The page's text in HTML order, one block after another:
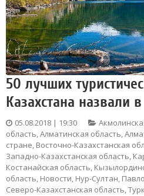
50 лучших
Казахстана назвали
05.08.2018 | 19:30
область,Алматинская область,
стране, Восточно-Казахстанская
Западно-Казахстанская область,
Костанайская область,
область, Новости, Нур-Султан,
Северо-Казахстанская область,